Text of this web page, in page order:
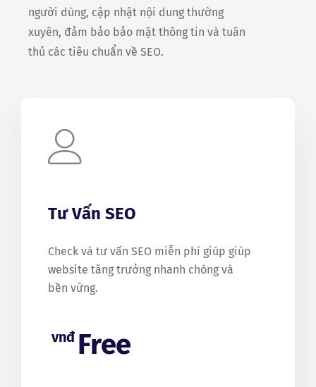
người dùng, cập nhật nội dung thường
xuyên, đảm bảo bảo mật thông tin và tuân
thủ các tiêu chuẩn về SEO.
Tư Vấn SEO
Check và tư vấn SEO miễn phí giúp giúp
website tăng trưởng nhanh chóng và
bền vững.
vnđ Free